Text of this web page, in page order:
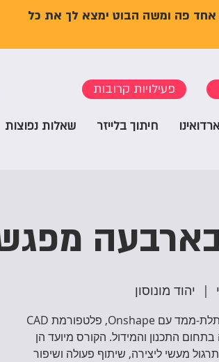
פה ומשה הבוט ימצא לך את כל
פעילויות קרובות
חיתוך בלייזר שאלות נפוצות
  |
יהוד מונוסון
במהלך הקורס נצלול אל יסודות המידול בתלת-ממד עם Onshape, פלטפורמת CAD
התכנון והמידול. הקורס מיועד הן
מעשי ליצירה, שיתוף פעולה ושיפור